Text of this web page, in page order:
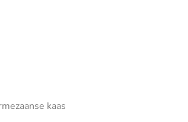
kaas